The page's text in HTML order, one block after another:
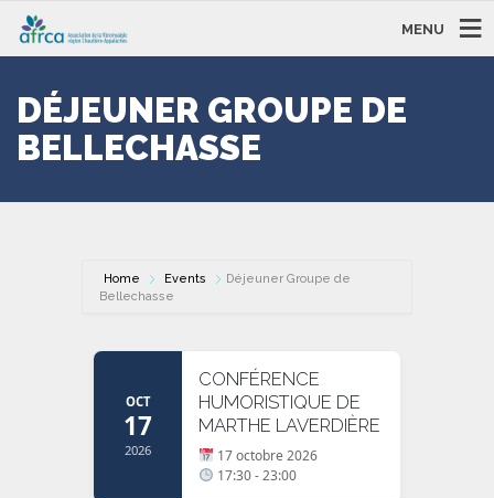
MENU
DÉJEUNER GROUPE DE
BELLECHASSE
Home Events
Déjeuner Groupe de
Bellechasse
OCT
17
2026
CONFÉRENCE
HUMORISTIQUE DE
MARTHE LAVERDIÈRE
17 octobre 2026
17:30 - 23:00